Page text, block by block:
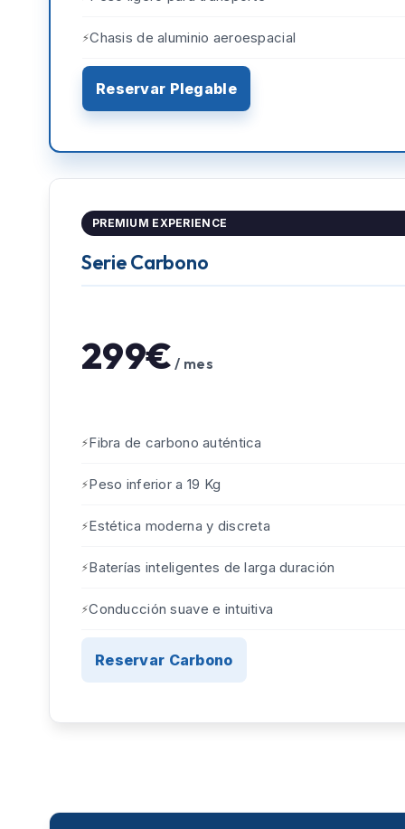
Chasis de aluminio aeroespacial
Reservar Plegable
PREMIUM EXPERIENCE
Serie Carbono
299€ / mes
Fibra de carbono auténtica
Peso inferior a 19 Kg
Estética moderna y discreta
Baterías inteligentes de larga duración
Conducción suave e intuitiva
Reservar Carbono